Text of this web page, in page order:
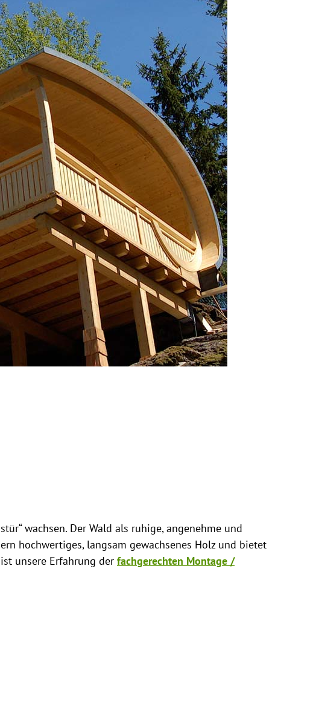
wachsen. Der Wald als ruhige, angenehme und
hochwertiges, langsam gewachsenes Holz und bietet
unsere Erfahrung der fachgerechten Montage /